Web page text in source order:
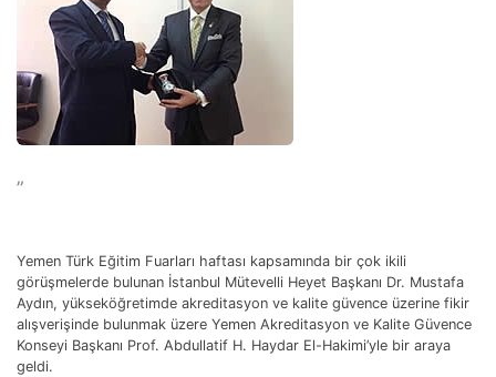
”
Yemen Türk Eğitim Fuarları haftası kapsamında bir çok ikili
görüşmelerde bulunan İstanbul Mütevelli Heyet Başkanı Dr. Mustafa
Aydın, yükseköğretimde akreditasyon ve kalite güvence üzerine fikir
alışverişinde bulunmak üzere Yemen Akreditasyon ve Kalite Güvence
Konseyi Başkanı Prof. Abdullatif H. Haydar El-Hakimi’yle bir araya
geldi.